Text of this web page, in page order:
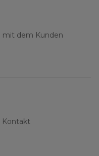
mit dem Kunden
Kontakt